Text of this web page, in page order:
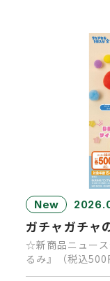
New
ガチャガチャ
☆新商品ニュー
るみ』（税込
人気キャラクタ…